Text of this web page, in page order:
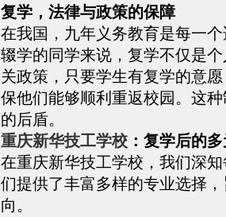
复学，法律与政策的保障
在我国，九年义务教育是每一
辍学的同学来说，复学不仅是
关政策，只要学生有复学的意
保他们能够顺利重返校园。这
的后盾。
重庆新华技工学校 ：复学后的
在重庆新华技工学校，我们深
们提供了丰富多样的专业选择
向。